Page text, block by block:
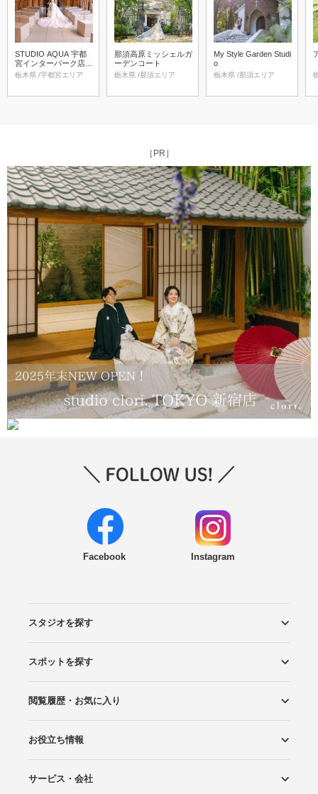
STUDIO AQUA 宇都
宮インターパーク店
（スタジオAQUA）
栃木県 /宇都宮エリア
那須高原ミッシェルガ
ーデンコート
栃木県 /那須エリア
My Style Garden Studi
o
栃木県 /那須エリア
［PR］
Facebook Instagram
スタジオを探す
エリアから探す
こだわりから探す
NEW PHOTO STYLE
プランから探す
フォトタイプ診断
フォトグラファーから探す
国内リゾートから探す
スポットを探す
ロケーションから探す
スタジオから探す
閲覧履歴・お気に入り
閲覧スタジオ
お気に入り
お役立ち情報
Wedding Photo マガジン
はじめてガイド
サービス・会社